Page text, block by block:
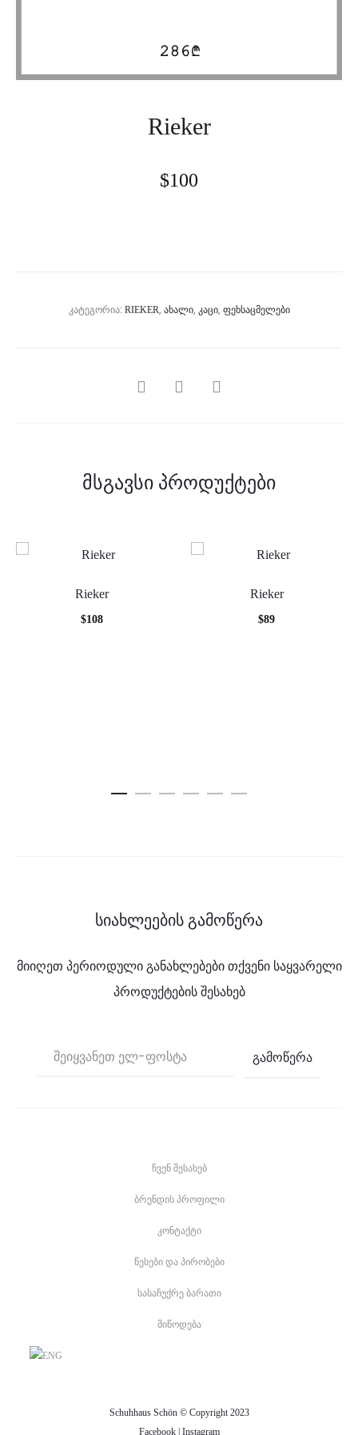
Rieker
$100
ᲙᲐᲢᲔᲒᲝᲠᲘᲐ: RIEKER, ᲐᲮᲐᲚᲘ, ᲙᲐᲪᲘ, ᲤᲔᲮᲡᲐᲪᲛᲔᲚᲔᲑᲘ
SHARE
მსგავსი პროდუქტები
Rieker
$108
Rieker
$89
სიახლეების გამოწერა
მიიღეთ პერიოდული განახლებები თქვენი საყვარელი
პროდუქტების შესახებ
ჩვენ შესახებ
ბრენდის პროფილი
კონტაქტი
წესები და პირობები
სასაჩუქრე ბარათი
მიწოდება
Schuhhaus Schön © Copyright 2023
Facebook| Instagram